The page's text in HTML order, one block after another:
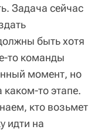
Задача сейчас
быть хотя
то команды
момент, но
то этапе.
кто возьмет
идти на